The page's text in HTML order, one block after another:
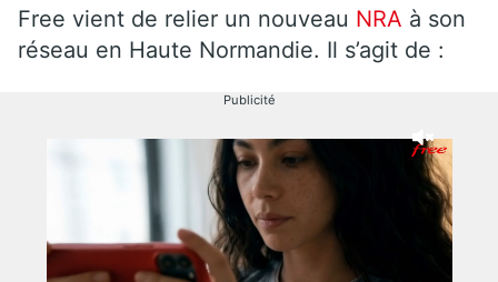
Free vient de relier un nouveau NRA à son
réseau en Haute Normandie. Il s’agit de :
Publicité